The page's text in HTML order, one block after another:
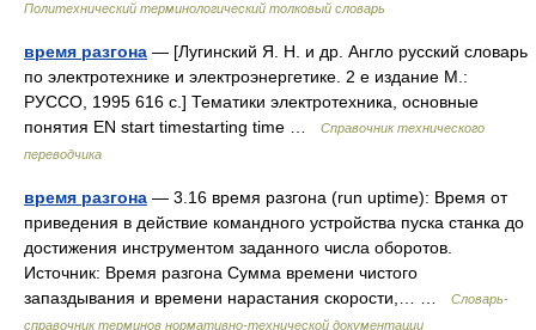
Политехнический терминологический толковый словарь
время разгона — [Лугинский Я. Н. и др. Англо русский словарь
по электротехнике и электроэнергетике. 2 е издание М.:
РУССО, 1995 616 с.] Тематики электротехника, основные
понятия EN start timestarting time …
Справочник технического
переводчика
время разгона — 3.16 время разгона (run uptime): Время от
приведения в действие командного устройства пуска станка до
достижения инструментом заданного числа оборотов.
Источник: Время разгона Сумма времени чистого
запаздывания и времени нарастания скорости,… …
Словарь-
справочник терминов нормативно-технической документации